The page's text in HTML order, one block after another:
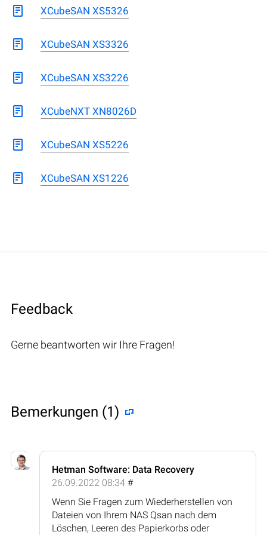
XCubeSAN XS5326
XCubeSAN XS3326
XCubeSAN XS3226
XCubeNXT XN8026D
XCubeSAN XS5226
XCubeSAN XS1226
Feedback
Gerne beantworten wir Ihre Fragen!
Bemerkungen (1)
Hetman Software: Data Recovery
26.09.2022 08:34 #
Wenn Sie Fragen zum Wiederherstellen von
Dateien von Ihrem NAS Qsan nach dem
Löschen, Leeren des Papierkorbs oder